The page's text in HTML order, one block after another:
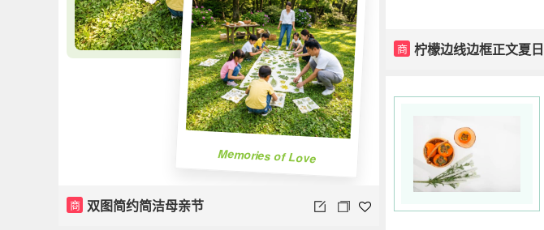
Memories of Love
商 双图简约简洁母亲节
商 柠檬边线边框正文夏日